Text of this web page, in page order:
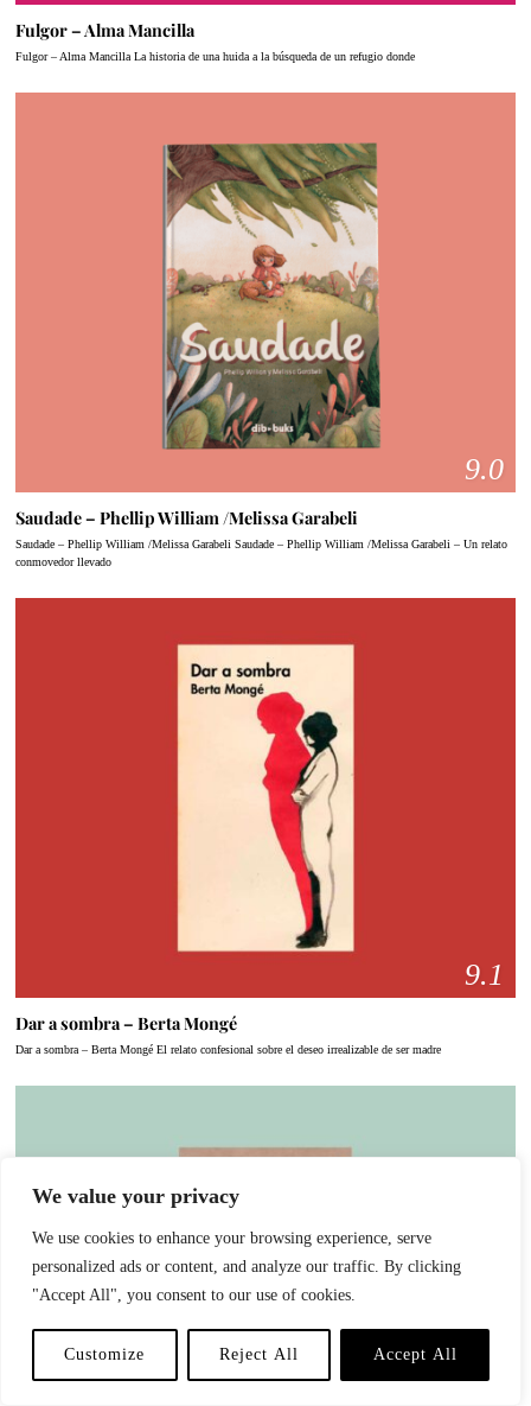
We value your privacy
We use cookies to enhance your browsing experience, serve
personalized ads or content, and analyze our traffic. By clicking
"Accept All", you consent to our use of cookies.
Customize Reject All Accept All
La hegemonía de los
excluidos — Antonio
Gramsci
Fulgor – Alma Mancilla
Fulgor – Alma Mancilla La historia de una huida a la búsqueda de un refugio donde
9.0
Saudade – Phellip William /Melissa Garabeli
Saudade – Phellip William /Melissa Garabeli Saudade – Phellip William /Melissa Garabeli – Un relato
conmovedor llevado
9.1
Dar a sombra – Berta Mongé
Dar a sombra – Berta Mongé El relato confesional sobre el deseo irrealizable de ser madre